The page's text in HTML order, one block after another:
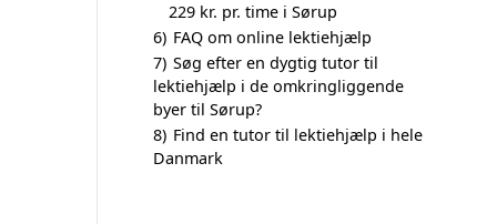
229 kr. pr. time i Sørup
6) FAQ om online lektiehjælp
7) Søg efter en dygtig tutor til
lektiehjælp i de omkringliggende
byer til Sørup?
8) Find en tutor til lektiehjælp i hele
Danmark